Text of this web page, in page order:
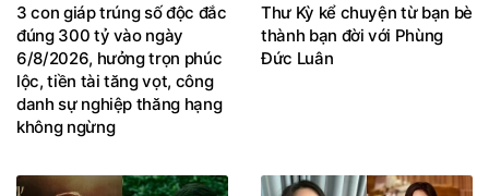
3 con giáp trúng số độc đắc
đúng 300 tỷ vào ngày
6/8/2026, hưởng trọn phúc
lộc, tiền tài tăng vọt, công
danh sự nghiệp thăng hạng
không ngừng
Thư Kỳ kể chuyện từ bạn bè
thành bạn đời với Phùng
Đức Luân